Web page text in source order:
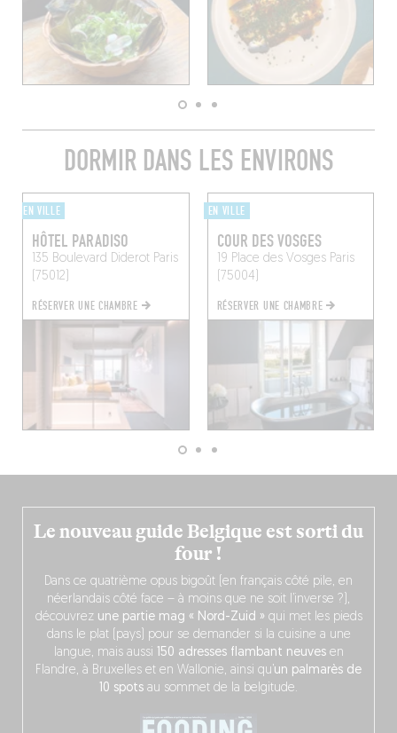
DORMIR DANS LES ENVIRONS
EN VILLE
HÔTEL PARADISO
135 Boulevard DiderotParis
(75012)
RÉSERVER UNE CHAMBRE
EN VILLE
COUR DES VOSGES
19 Place des VosgesParis
(75004)
RÉSERVER UNE CHAMBRE
Le nouveau guide Belgique est sorti du
four !
Dans ce quatrième opus bigoût (en français côté pile, en
néerlandais côté face – à moins que ne soit l’inverse ?),
découvrez une partie mag « Nord-Zuid » qui met les pieds
dans le plat (pays) pour se demander si la cuisine a une
langue, mais aussi
150 adresses flambant neuvesen
Flandre, à Bruxelles et en Wallonie, ainsi qu’ un palmarès de
10 spots au sommet de la belgitude.